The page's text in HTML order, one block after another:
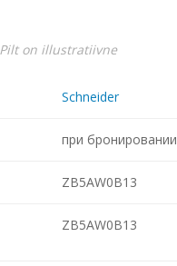
Pilt on illustratiivne
Schneider
при бронировании
ZB5AW0B13
ZB5AW0B13